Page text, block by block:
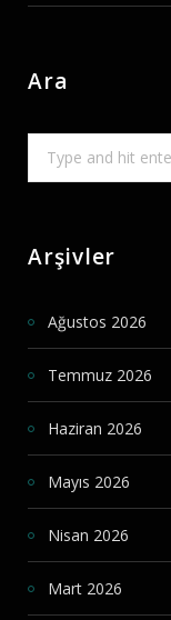
Ara
Arşivler
Ağustos 2026
Temmuz 2026
Haziran 2026
Mayıs 2026
Nisan 2026
Mart 2026